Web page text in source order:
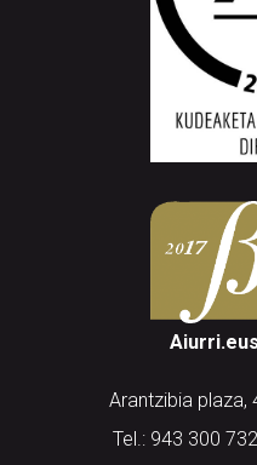
Arantzibia plaza,
Tel.: 943 300